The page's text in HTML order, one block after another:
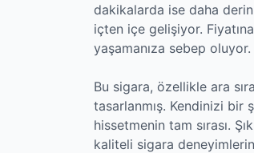
dakikalarda ise daha
içten içe gelişiyor.
yaşamanıza sebep oluyor.
Bu sigara, özellikle ara
tasarlanmış. Kendinizi bir
hissetmenin tam sırası.
kaliteli sigara